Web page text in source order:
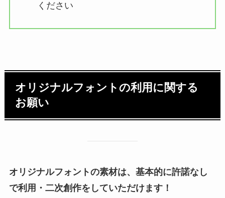
ください
オリジナルフォントの利用に関する
お願い
オリジナルフォントの素材は、基本的に許諾なし
で利用・二次創作をしていただけます！